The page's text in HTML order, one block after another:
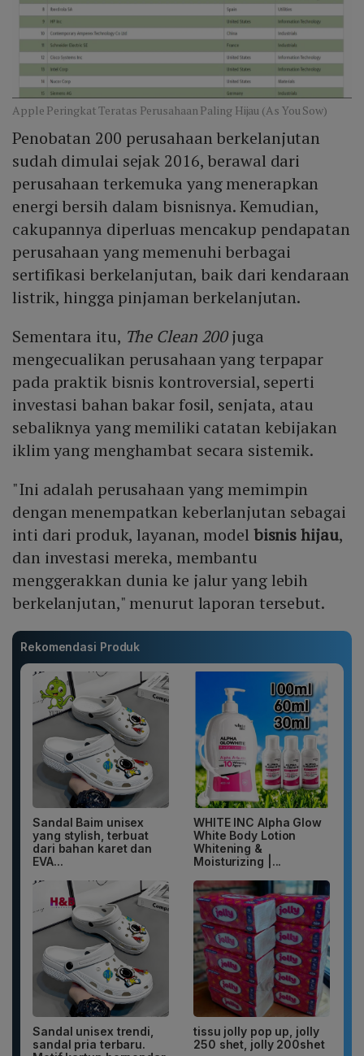
Apple Peringkat Teratas Perusahaan Paling Hijau (As You Sow)
Penobatan 200 perusahaan berkelanjutan
sudah dimulai sejak 2016, berawal dari
perusahaan terkemuka yang menerapkan
energi bersih dalam bisnisnya. Kemudian,
cakupannya diperluas mencakup pendapatan
perusahaan yang memenuhi berbagai
sertifikasi berkelanjutan, baik dari kendaraan
listrik, hingga pinjaman berkelanjutan.
Sementara itu, The Clean 200juga
mengecualikan perusahaan yang terpapar
pada praktik bisnis kontroversial, seperti
investasi bahan bakar fosil, senjata, atau
sebaliknya yang memiliki catatan kebijakan
iklim yang menghambat secara sistemik.
"Ini adalah perusahaan yang memimpin
dengan menempatkan keberlanjutan sebagai
inti dari produk, layanan, model bisnis hijau,
dan investasi mereka, membantu
menggerakkan dunia ke jalur yang lebih
berkelanjutan," menurut laporan tersebut.
Rekomendasi Produk
Sandal Baim unisex
yang stylish, terbuat
dari bahan karet dan
EVA...
WHITE INC Alpha Glow
White Body Lotion
Whitening &
Moisturizing |...
Sandal unisex trendi,
sandal pria terbaru.
tissu jolly pop up, jolly
250 shet, jolly 200shet